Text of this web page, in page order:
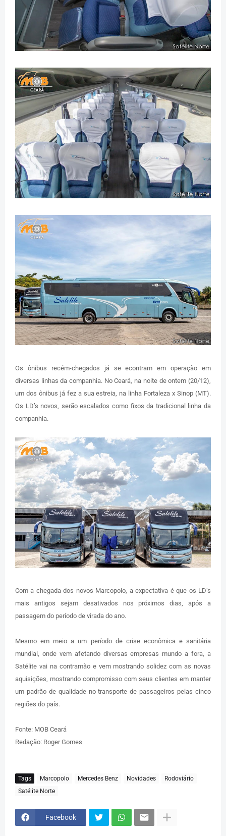
Os ônibus recém-chegados já se econtram em operação em
diversas linhas da companhia. No Ceará, na noite de ontem (20/12),
um dos ônibus já fez a sua estreia, na linha Fortaleza x Sinop (MT).
Os LD’s novos, serão escalados como fixos da tradicional linha da
companhia.
Com a chegada dos novos Marcopolo, a expectativa é que os LD’s
mais antigos sejam desativados nos próximos dias, após a
passagem do período de virada do ano.
Mesmo em meio a um período de crise econômica e sanitária
mundial, onde vem afetando diversas empresas mundo a fora, a
Satélite vai na contramão e vem mostrando solidez com as novas
aquisições, mostrando compromisso com seus clientes em manter
um padrão de qualidade no transporte de passageiros pelas cinco
regiões do país.
Fonte: MOB Ceará
Redação: Roger Gomes
Tags Marcopolo Mercedes Benz Novidades
Rodoviário
Satélite Norte
Facebook